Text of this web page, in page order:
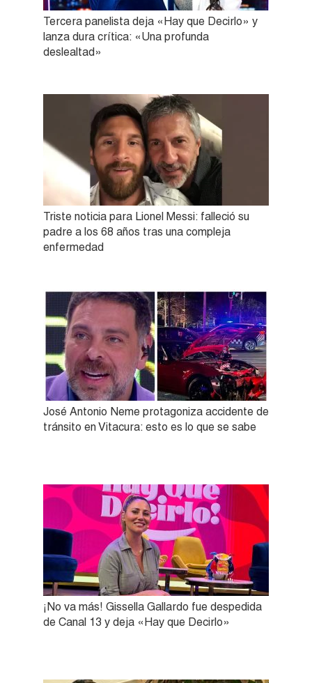
Tercera panelista deja «Hay que Decirlo» y
lanza dura crítica: «Una profunda
deslealtad»
Triste noticia para Lionel Messi: falleció su
padre a los 68 años tras una compleja
enfermedad
José Antonio Neme protagoniza accidente de
tránsito en Vitacura: esto es lo que se sabe
¡No va más! Gissella Gallardo fue despedida
de Canal 13 y deja «Hay que Decirlo»